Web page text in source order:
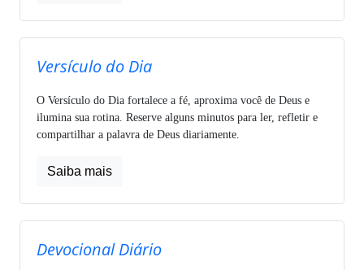
Versículo do Dia
O Versículo do Dia fortalece a fé, aproxima você de Deus e
ilumina sua rotina. Reserve alguns minutos para ler, refletir e
compartilhar a palavra de Deus diariamente.
Saiba mais
Devocional Diário